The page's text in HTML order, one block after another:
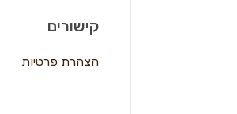
קישורים
הצהרת פרטיות